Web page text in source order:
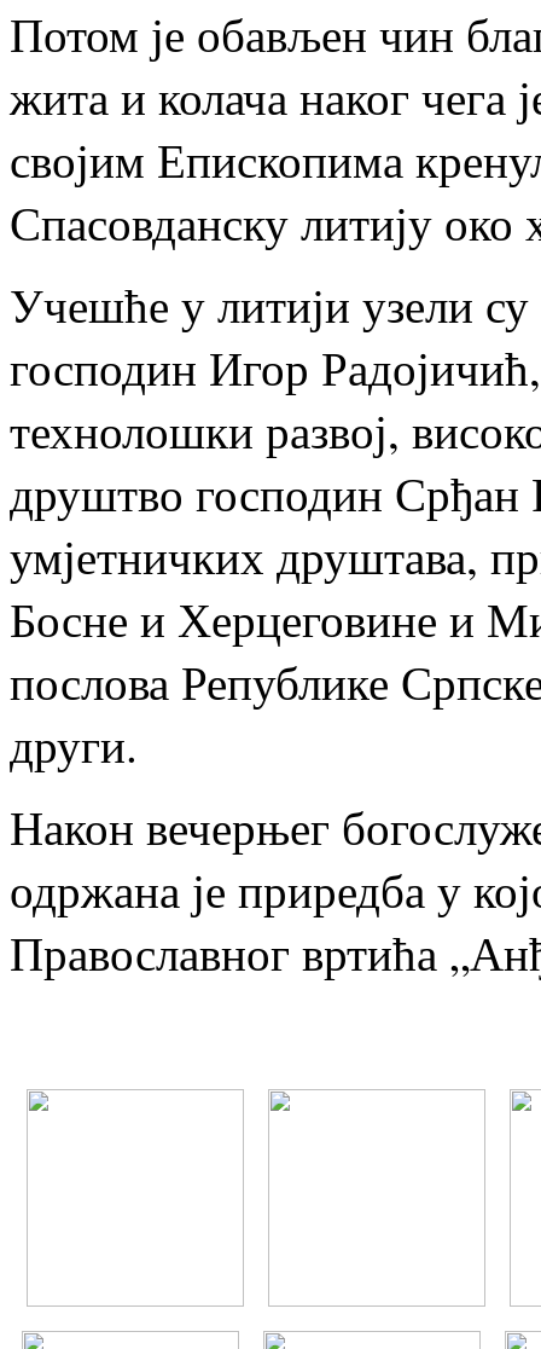
Потом је обављен чин
жита и колача наког чега
својим Епископима
Спасовданску литију
Учешће у литији узели
господин Игор
технолошки развој,
друштво господин Срђан
умјетничких друштава,
Босне и Херцеговине и
послова Републике
други.
Након вечерњег
одржана је приредба у
Православног вртића